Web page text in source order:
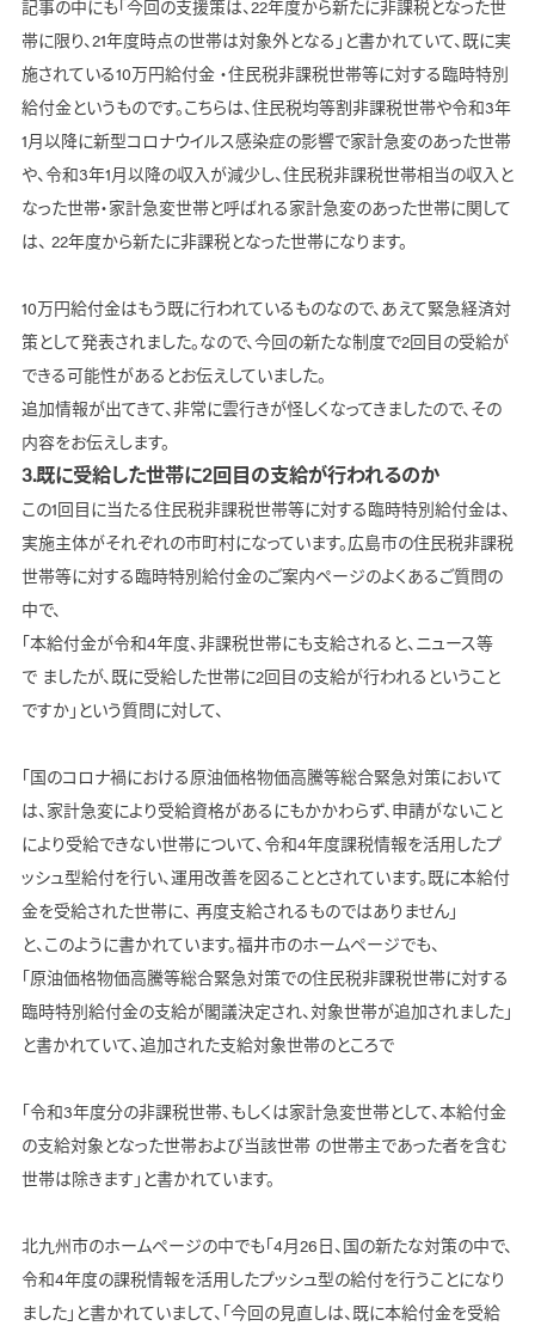
記事の中にも「今回の支援策は、22年度から新たに非課税となった世
帯に限り、21年度時点の世帯は対象外となる」と書かれていて、既に実
施されている10万円給付金 ・住民税非課税世帯等に対する臨時特別
給付金というものです。こちらは、住民税均等割非課税世帯や令和3年
1月以降に新型コロナウイルス感染症の影響で家計急変のあった世帯
や、令和3年1月以降の収入が減少し、住民税非課税世帯相当の収入と
なった世帯・家計急変世帯と呼ばれる家計急変のあった世帯に関して
は、 22年度から新たに非課税となった世帯になります。
10万円給付金はもう既に行われているものなので、あえて緊急経済対
策として発表されました。なので、今回の新たな制度で2回目の受給が
できる可能性があるとお伝えしていました。
追加情報が出てきて、非常に雲行きが怪しくなってきましたので、その
内容をお伝えします。
3.既に受給した世帯に2回目の支給が行われるのか
この1回目に当たる住民税非課税世帯等に対する臨時特別給付金は、
実施主体がそれぞれの市町村になっています。広島市の住民税非課税
世帯等に対する臨時特別給付金のご案内ページのよくあるご質問の
中で、
「本給付金が令和4年度、非課税世帯にも支給されると、ニュース等
で ましたが、既に受給した世帯に2回目の支給が行われるということ
ですか」という質問に対して、
「国のコロナ禍における原油価格物価高騰等総合緊急対策において
は、家計急変により受給資格があるにもかかわらず、申請がないこと
により受給できない世帯について、令和4年度課税情報を活用したプ
ッシュ型給付を行い、運用改善を図ることとされています。既に本給付
金を受給された世帯に、 再度支給されるものではありません」
と、このように書かれています。福井市のホームページでも、
「原油価格物価高騰等総合緊急対策での住民税非課税世帯に対する
臨時特別給付金の支給が閣議決定され、対象世帯が追加されました」
と書かれていて、追加された支給対象世帯のところで
「令和3年度分の非課税世帯、もしくは家計急変世帯として、本給付金
の支給対象となった世帯および当該世帯 の世帯主であった者を含む
世帯は除きます」と書かれています。
北九州市のホームページの中でも「4月26日、国の新たな対策の中で、
令和4年度の課税情報を活用したプッシュ型の給付を行うことになり
ました」と書かれていまして、「今回の見直しは、既に本給付金を受給